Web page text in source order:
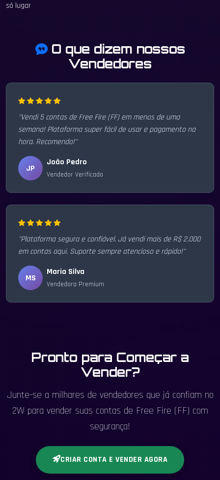
só lugar
O que dizem nossos
Vendedores
"Vendi 5 contas de Free Fire (FF) em menos de uma
semana! Plataforma super fácil de usar e pagamento na
hora. Recomendo!"
JP
João Pedro
Vendedor Verificado
"Plataforma segura e confiável. Já vendi mais de R$ 2.000
em contas aqui. Suporte sempre atencioso e rápido!"
MS
Maria Silva
Vendedora Premium
Pronto para Começar a
Vender?
Junte-se a milhares de vendedores que já confiam no
2W para vender suas contas de Free Fire (FF) com
segurança!
CRIAR CONTA E VENDER AGORA